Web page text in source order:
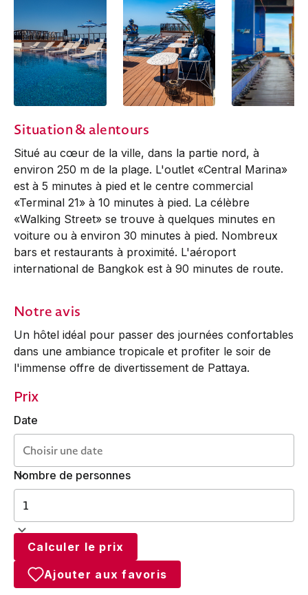
Situation & alentours
Situé au cœur de la ville, dans la partie nord, à
environ 250 m de la plage. L'outlet «Central Marina»
est à 5 minutes à pied et le centre commercial
«Terminal 21» à 10 minutes à pied. La célèbre
«Walking Street» se trouve à quelques minutes en
voiture ou à environ 30 minutes à pied. Nombreux
bars et restaurants à proximité. L'aéroport
international de Bangkok est à 90 minutes de route.
Notre avis
Un hôtel idéal pour passer des journées confortables
dans une ambiance tropicale et profiter le soir de
l'immense offre de divertissement de Pattaya.
Prix
Date
Nombre de personnes
Calculer le prix
Ajouter aux favoris